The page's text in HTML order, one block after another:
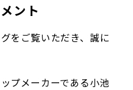
ント
をご覧いただき、誠に
プメーカーである小池